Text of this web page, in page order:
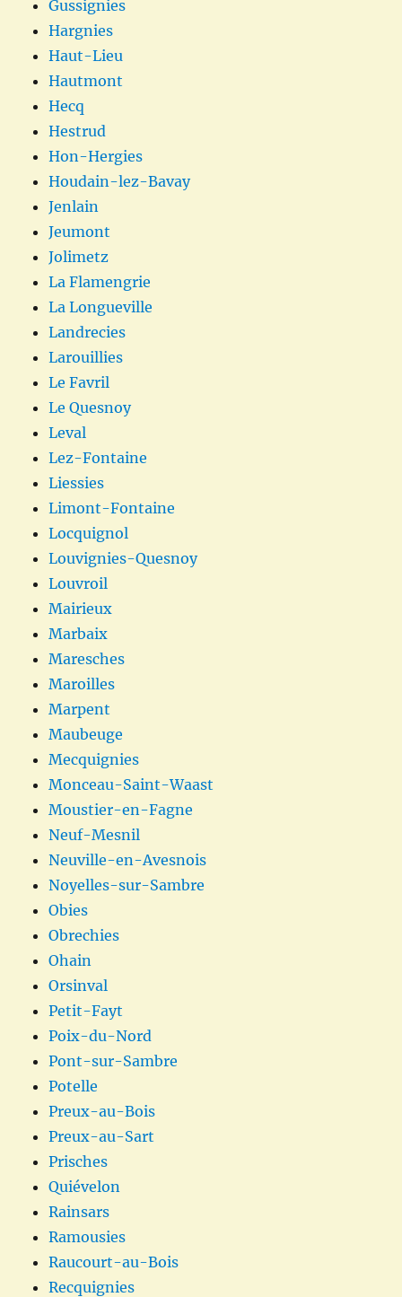
Gussignies
Hargnies
Haut-Lieu
Hautmont
Hecq
Hestrud
Hon-Hergies
Houdain-lez-Bavay
Jenlain
Jeumont
Jolimetz
La Flamengrie
La Longueville
Landrecies
Larouillies
Le Favril
Le Quesnoy
Leval
Lez-Fontaine
Liessies
Limont-Fontaine
Locquignol
Louvignies-Quesnoy
Louvroil
Mairieux
Marbaix
Maresches
Maroilles
Marpent
Maubeuge
Mecquignies
Monceau-Saint-Waast
Moustier-en-Fagne
Neuf-Mesnil
Neuville-en-Avesnois
Noyelles-sur-Sambre
Obies
Obrechies
Ohain
Orsinval
Petit-Fayt
Poix-du-Nord
Pont-sur-Sambre
Potelle
Preux-au-Bois
Preux-au-Sart
Prisches
Quiévelon
Rainsars
Ramousies
Raucourt-au-Bois
Recquignies